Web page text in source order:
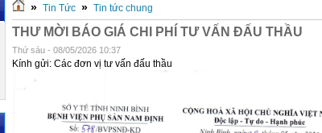
» Tin Tức » Tin tức chung
THƯ MỜI BÁO GIÁ CHI PHÍ TƯ VẤN ĐẤU THẦU
Thứ sáu - 08/05/2026 10:37
Kính gửi: Các đơn vị tư vấn đấu thầu